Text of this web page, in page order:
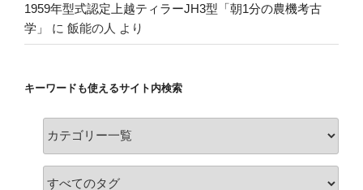
1959年型式認定上越ティラーJH3型「朝1分の農機考古
学」
に 飯能の人 より
キーワードも使えるサイト内検索